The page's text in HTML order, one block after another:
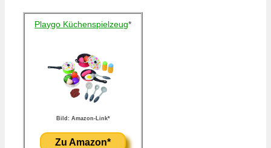
Playgo Küchenspielzeug*
Bild: Amazon-Link*
Zu Amazon*